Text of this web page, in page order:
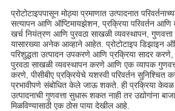
प्रोटोटाइपपासून मोठ्या प्रमाणात उत्पादनात
सत्यापन आणि ऑप्टिमायझेशन, प्रक्रिया परिवर्तन आणि
खर्च नियंत्रण आणि पुरवठा साखळी व्यवस्थापन,
यासारख्या अनेक आव्हाने आहेत. प्रोटोटाइप डिझाइन
परिशुद्धता उत्पादन उपकरणे आणि प्रक्रिया सादर
पुरवठा साखळी व्यवस्थापन करणे आणि एक व्यापक
करणे, पीसीबीए प्रक्रियेचे यशस्वी परिवर्तन सुनिश्चित
प्रभावीपणे संबोधित केले जाऊ शकते. ही प्रक्रिया केवळ
उत्पादनाची गुणवत्ता सुधारू शकत नाही तर उद्योगांना
मिळविण्यासाठी एक ठोस पाया देखील आहे.